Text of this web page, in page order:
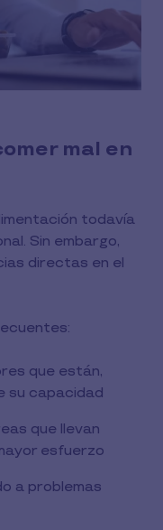
mal en
todavía
Sin embargo,
directas en el
que están,
su capacidad
que llevan
esfuerzo
a problemas